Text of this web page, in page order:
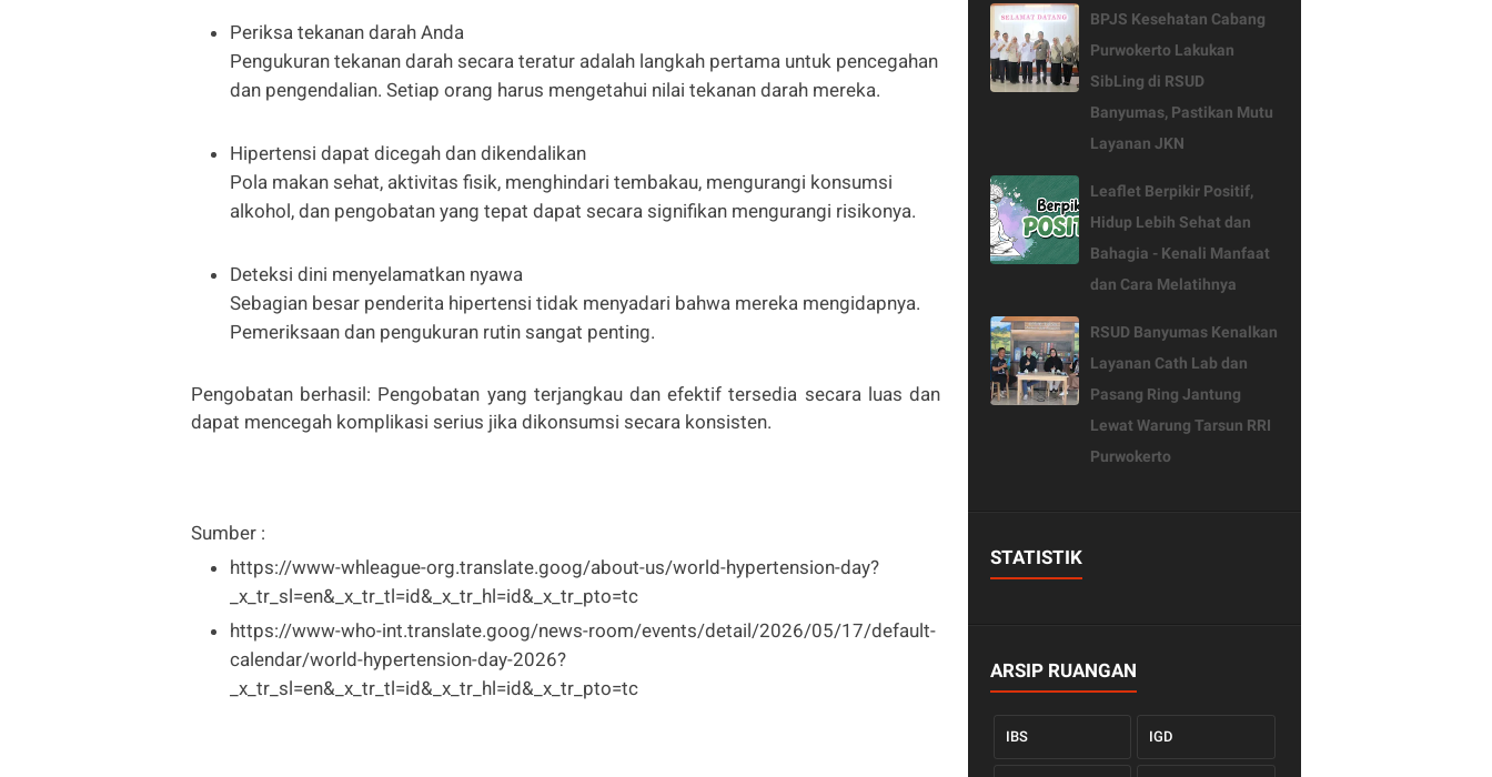
Periksa tekanan darah Anda
Pengukuran tekanan darah secara teratur adalah langkah pertama untuk pencegahan
dan pengendalian. Setiap orang harus mengetahui nilai tekanan darah mereka.
Hipertensi dapat dicegah dan dikendalikan
Pola makan sehat, aktivitas fisik, menghindari tembakau, mengurangi konsumsi
alkohol, dan pengobatan yang tepat dapat secara signifikan mengurangi risikonya.
Deteksi dini menyelamatkan nyawa
Sebagian besar penderita hipertensi tidak menyadari bahwa mereka mengidapnya.
Pemeriksaan dan pengukuran rutin sangat penting.
Pengobatan berhasil: Pengobatan yang terjangkau dan efektif tersedia secara luas dan
dapat mencegah komplikasi serius jika dikonsumsi secara konsisten.
Sumber :
https://www-whleague-org.translate.goog/about-us/world-hypertension-day?
_x_tr_sl=en&_x_tr_tl=id&_x_tr_hl=id&_x_tr_pto=tc
https://www-who-int.translate.goog/news-room/events/detail/2026/05/17/default-
calendar/world-hypertension-day-2026?
_x_tr_sl=en&_x_tr_tl=id&_x_tr_hl=id&_x_tr_pto=tc
BPJS Kesehatan Cabang
Purwokerto Lakukan
SibLing di RSUD
Banyumas, Pastikan Mutu
Layanan JKN
Leaflet Berpikir Positif,
Hidup Lebih Sehat dan
Bahagia - Kenali Manfaat
dan Cara Melatihnya
RSUD Banyumas Kenalkan
Layanan Cath Lab dan
Pasang Ring Jantung
Lewat Warung Tarsun RRI
Purwokerto
STATISTIK
ARSIP RUANGAN
IBS IGD